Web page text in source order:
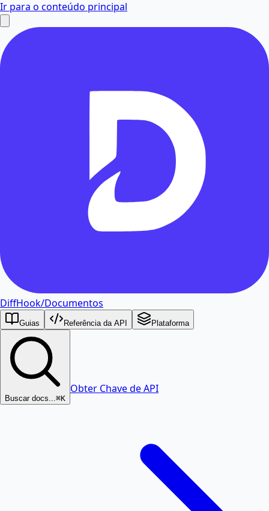
Ir para o conteúdo principal
DiffHook/Documentos
Guias Referência da API Plataforma
Buscar docs... ⌘K
Obter Chave de API